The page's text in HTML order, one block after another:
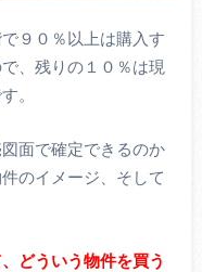
９０％以上は購入す
、残りの１０％は現
。
面で確定できるのか
のイメージ、そして
どういう物件を買う